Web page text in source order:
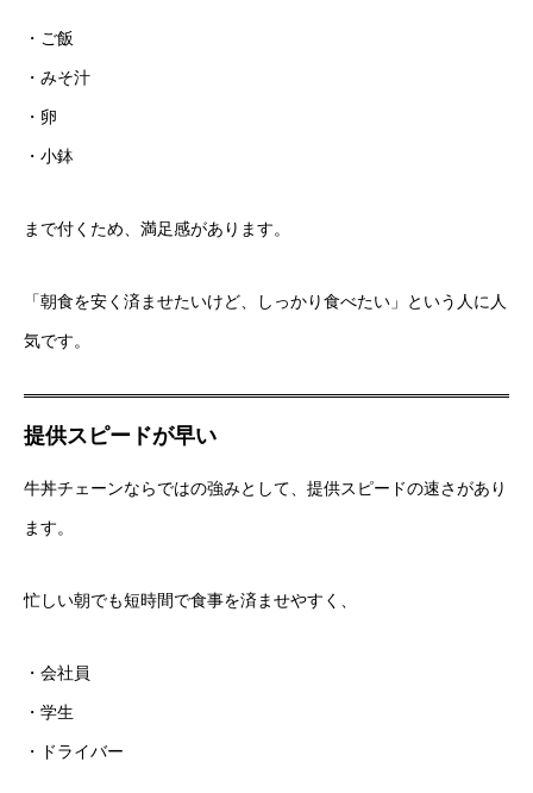
・ご飯
・みそ汁
・卵
・小鉢
まで付くため、満足感があります。
「朝食を安く済ませたいけど、しっかり食べたい」という人に人
気です。
提供スピードが早い
牛丼チェーンならではの強みとして、提供スピードの速さがあり
ます。
忙しい朝でも短時間で食事を済ませやすく、
・会社員
・学生
・ドライバー